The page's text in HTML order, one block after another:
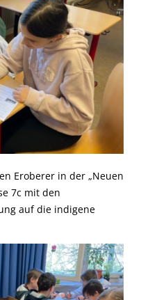
Eroberer in der „Neuen
7c mit den
auf die indigene